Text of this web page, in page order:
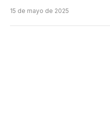
15 de mayo de 2025